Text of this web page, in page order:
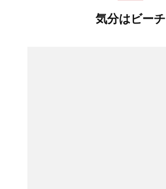
気分はビーチ